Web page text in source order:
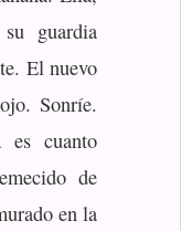
guardia
El nuevo
Sonríe.
es cuanto
de
en la